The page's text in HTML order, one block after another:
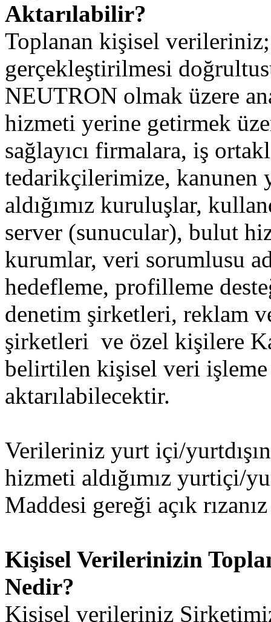
Aktarılabilir?
Toplanan kişisel
gerçekleştirilmesi
NEUTRON olmak üzere
hizmeti yerine getirmek
sağlayıcı firmalara, iş
tedarikçilerimize, kanunen
aldığımız kuruluşlar,
server (sunucular), bulut
kurumlar, veri sorumlusu
hedefleme, profilleme
denetim şirketleri, reklam
şirketleri ve özel kişilere
belirtilen kişisel veri işleme
aktarılabilecektir.
Verileriniz yurt içi/
hizmeti aldığımız yurtiçi/
Maddesi gereği açık
Kişisel Verilerinizin
Nedir?
Kişisel verileriniz